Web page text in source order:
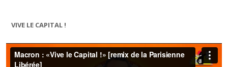
VIVE LE CAPITAL !
Lecteur
vidéo